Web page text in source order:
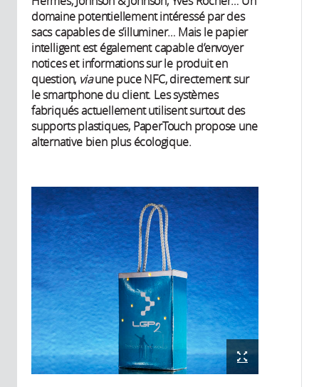
domaine potentiellement intéressé par des
sacs capables de s’illuminer… Mais le papier
intelligent est également capable d’envoyer
notices et informations sur le produit en
question, viaune puce NFC, directement sur
le smartphone du client. Les systèmes
fabriqués actuellement utilisent surtout des
supports plastiques, PaperTouch propose une
alternative bien plus écologique.